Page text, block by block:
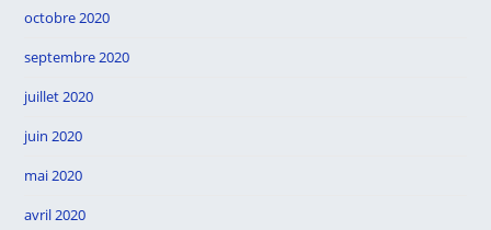
octobre 2020
septembre 2020
juillet 2020
juin 2020
mai 2020
avril 2020